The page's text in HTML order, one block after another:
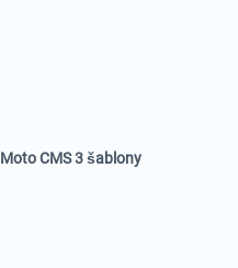
Moto CMS 3 šablony